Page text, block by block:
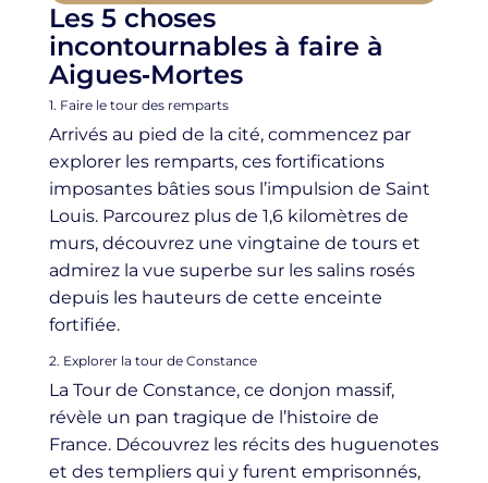
Les 5 choses
incontournables à faire à
Aigues‑Mortes
1. Faire le tour des remparts
Arrivés au pied de la cité, commencez par
explorer les remparts, ces fortifications
imposantes bâties sous l’impulsion de Saint
Louis. Parcourez plus de 1,6 kilomètres de
murs, découvrez une vingtaine de tours et
admirez la vue superbe sur les salins rosés
depuis les hauteurs de cette enceinte
fortifiée.
2. Explorer la tour de Constance
La Tour de Constance, ce donjon massif,
révèle un pan tragique de l’histoire de
France. Découvrez les récits des huguenotes
et des templiers qui y furent emprisonnés,